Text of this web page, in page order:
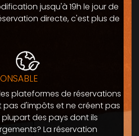
jusqu'à 19h le jour de
directe, c'est plus de
plateformes de réservations
pas d'impôts et ne créent pas
des pays dont ils
La réservation